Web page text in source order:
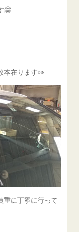
🤗
本在ります👀
重に丁寧に行って